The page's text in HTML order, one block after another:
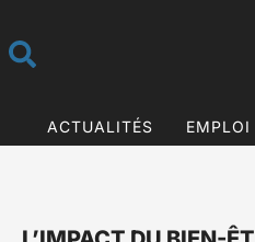
ACTUALITÉS EMPLOI